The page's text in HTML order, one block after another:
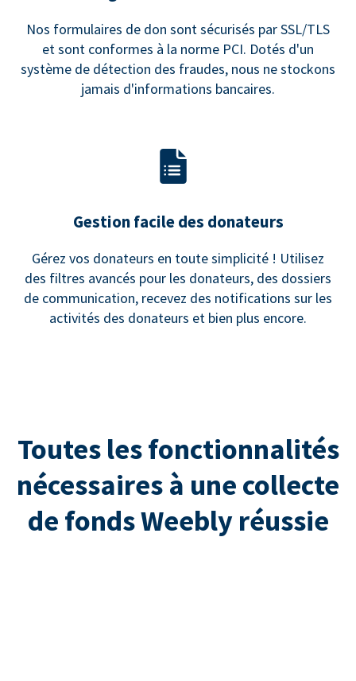
Nos formulaires de don sont sécurisés par SSL/TLS
et sont conformes à la norme PCI. Dotés d'un
système de détection des fraudes, nous ne stockons
jamais d'informations bancaires.
Gestion facile des donateurs
Gérez vos donateurs en toute simplicité ! Utilisez
des filtres avancés pour les donateurs, des dossiers
de communication, recevez des notifications sur les
activités des donateurs et bien plus encore.
Toutes les fonctionnalités
nécessaires à une collecte
de fonds Weebly réussie